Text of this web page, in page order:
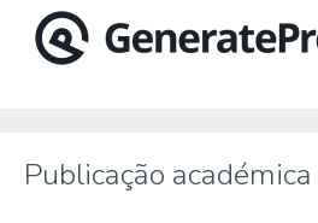
Publicação académica